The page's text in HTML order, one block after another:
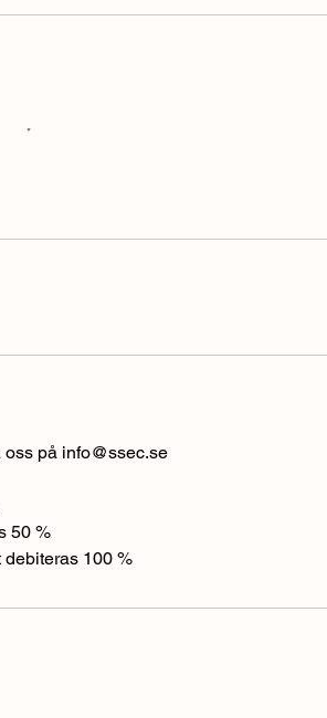
på info@ssec.se
50 %
100 %